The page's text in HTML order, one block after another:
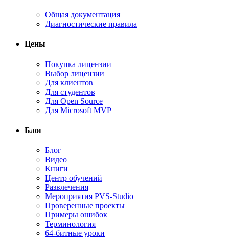
Общая документация
Диагностические правила
Цены
Покупка лицензии
Выбор лицензии
Для клиентов
Для студентов
Для Open Source
Для Microsoft MVP
Блог
Блог
Видео
Книги
Центр обучений
Развлечения
Мероприятия PVS-Studio
Проверенные проекты
Примеры ошибок
Терминология
64-битные уроки